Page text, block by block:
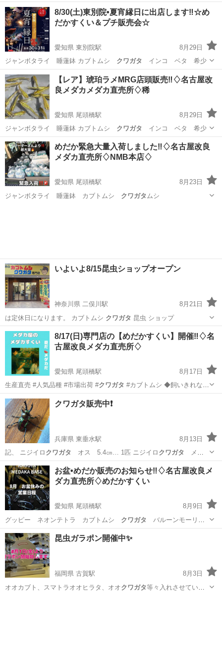
少 オカメ ウロコ…
愛知 名古屋市 東別院駅 その他のペット メダカ
8/30(土)東別院•夏宵縁日に出店します‼️☆め
だかすくい＆プチ販売会☆
愛知県 東別院駅
8月29日
ジャンボタライ 睡蓮鉢 カブトムシ クワガタ インコ ベタ 希少
愛知 名古屋市 東別院駅 その他のペット メダカ
【レア】琥珀ラメMRG店頭販売‼️♢名古屋改
良メダカメダカ直売所♢稀
愛知県 尾頭橋駅
8月29日
ジャンボタライ 睡蓮鉢 カブトムシ クワガタ インコ ベタ 希少
愛知 名古屋市 尾頭橋駅 その他のペット メダカ
めだか緊急大量入荷しました‼️♢名古屋改良
メダカ直売所♢NMB本店♢
愛知県 尾頭橋駅
8月23日
ジャンボタライ 睡蓮鉢 カブトムシ クワガタ ムシ
いよいよ8/15昆虫ショップオープン
神奈川県 二俣川駅
8月21日
は定休日になります。 カブトムシ クワガタ 昆虫 ショップ
神奈川 横浜市 二俣川駅 ペットショップ
8/17(日)専門店の【めだかすくい】開催‼️♢名
古屋改良メダカ直売所♢
愛知県 尾頭橋駅
8月17日
生産直売 #人気品種 #市場出荷 #クワガタ #カブトムシ ◆飼いきれなく
な…
愛知 名古屋市 尾頭橋駅 その他のペット
クワガタ販売中❗️
兵庫県 東垂水駅
8月13日
記、 ニジイロ クワガタ オス 5.4㎝… 1匹 ニジイロ クワガタ
メ
ス レッド系… 。 夏にはオオクワガタが変えると思いま…
兵庫 神戸市 東垂水駅 その他 クワガタ
お盆•めだか販売のお知らせ‼️♢名古屋改良メ
ダカ直売所♢めだかすくい
愛知県 尾頭橋駅
8月9日
グッピー ネオンテトラ カブトムシ クワガタ
バルーンモーリ
ー 鉄魚
愛知 名古屋市 尾頭橋駅 その他のペット
昆虫ガラポン開催中✨
福岡県 古賀駅
8月3日
オオカブト、スマトラオオヒラタ、オオクワガタ等々入れさせていた